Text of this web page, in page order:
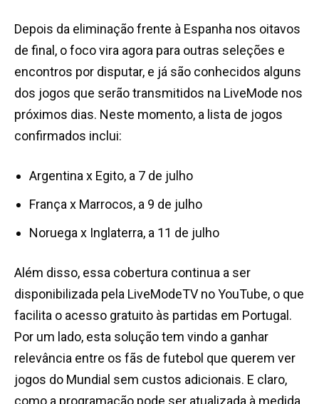
Depois da eliminação frente à Espanha nos oitavos
de final, o foco vira agora para outras seleções e
encontros por disputar, e já são conhecidos alguns
dos jogos que serão transmitidos na LiveMode nos
próximos dias. Neste momento, a lista de jogos
confirmados inclui:
Argentina x Egito, a 7 de julho
França x Marrocos, a 9 de julho
Noruega x Inglaterra, a 11 de julho
Além disso, essa cobertura continua a ser
disponibilizada pela LiveModeTV no YouTube, o que
facilita o acesso gratuito às partidas em Portugal.
Por um lado, esta solução tem vindo a ganhar
relevância entre os fãs de futebol que querem ver
jogos do Mundial sem custos adicionais. E claro,